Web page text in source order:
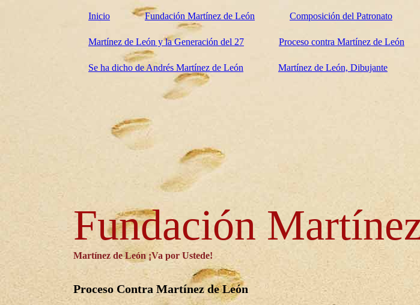
Inicio Fundación Martínez de León Composición del Patronato
Martínez de León y la Generación del 27 Proceso contra Martínez de León
Se ha dicho de Andrés Martínez de León Martínez de León, Dibujante
Fundación
Martínez de León ¡Va por Ustede!
Proceso Contra Martínez de León